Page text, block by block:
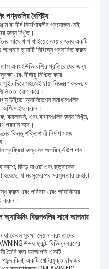
পণ্যগুলির বৈশিষ্ট্য
বা দীর্ঘ নির্দেশাবলীর প্রয়োজন নেই
জন্য নিখুঁত।
সাথে খাপ খাইয়ে নেওয়ার জন্য একটি
আপনার ছায়াটি নির্বিঘ্নে প্রসারিত করুন
এবং ইউভি রশ্মির প্রতিরোধের জন্য
এবং দীর্ঘায়ু নিশ্চিত করে।
সুইচ দিয়ে সহজেই ছায়া নিয়ন্ত্রণ করুন, যা
যোগ করে।
উইন্ডো অ্যানিভেশন সমাধানগুলির
অপ্টিমাইজ করুন।
ব্যালকনি, এবং বাগানগুলির জন্য নিখুঁত,
প্রদান করে।
কিন্তু শক্তিশালী নির্মাণ সহজ
প্রক্রিয়া জন্য সব অপরিহার্য উপাদান
ছিঁড়ে যাওয়া এবং ছত্রাকের
যা মরসুমের পর মরসুম তার চেহারা
করুন এবং পরিবার এবং অতিথিদের
করুন।
বিকল্পগুলির সাথে আপনার
কেবল সুরক্ষা দেয় না বরং তাদের
উভয় ফ্রন্টে বিভিন্ন ধরণের
তৈরি করা হয়আপনি একটি
কিনা, একটি মোটরযুক্ত ছাদ এর
ও উন্নয়ন, পাইকারি ও বিপণনের
এবং সানশ্যাড।আমরা একটি
উত্পাদন বিশেষজ্ঞ এবং এই ব্যবসায়িক
ভোগ.
বহিরঙ্গন বিশাল ছাতা ইত্যাদি। এছাড়াও
অ্যালুমিনিয়াম খাদ উইন্ডো
দ্রাক্ষারস ফ্রেম এবং অন্যান্য উচ্চ-শেষ
মানের, দীর্ঘ মানের গ্যারান্টি,সুন্দর চেহারা,
পারেন, বিরোধী পক্বতা, বিরোধী
উৎপাদন, নকশা, পরিবহন সঙ্গে গ্রাহকদের
আমরা আপনার নির্দিষ্ট প্রয়োজনীয়তা পূরণের